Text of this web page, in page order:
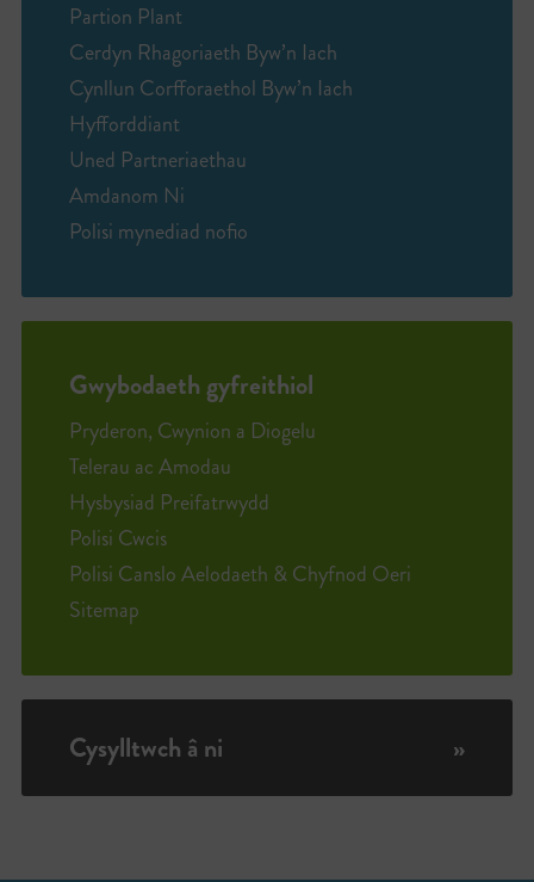
Partion Plant
Cerdyn Rhagoriaeth Byw’n Iach
Cynllun Corfforaethol Byw’n Iach
Hyfforddiant
Uned Partneriaethau
Amdanom Ni
Polisi mynediad nofio
Gwybodaeth gyfreithiol
Pryderon, Cwynion a Diogelu
Telerau ac Amodau
Hysbysiad Preifatrwydd
Polisi Cwcis
Polisi Canslo Aelodaeth & Chyfnod Oeri
Sitemap
Cysylltwch â ni »